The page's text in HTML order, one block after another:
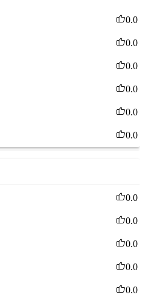
0.0
0.0
0.0
0.0
0.0
0.0
0.0
0.0
0.0
0.0
0.0